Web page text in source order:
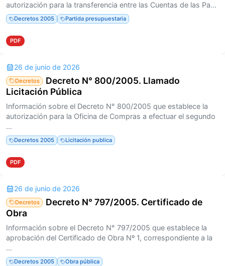
autorización para la transferencia entre las Cuentas de las Pa...
Decretos 2005 Partida presupuestaria
PDF
26 de junio de 2026
Decretos
Decreto N° 800/2005. Llamado
Licitación Pública
Información sobre el Decreto N° 800/2005 que establece la
autorización para la Oficina de Compras a efectuar el segundo
...
Decretos 2005 Licitación publica
PDF
26 de junio de 2026
Decretos
Decreto N° 797/2005. Certificado de
Obra
Información sobre el Decreto N° 797/2005 que establece la
aprobación del Certificado de Obra Nº 1, correspondiente a la
...
Decretos 2005 Obra pública